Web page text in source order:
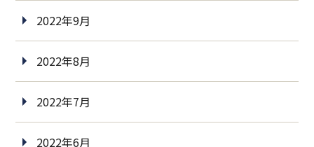
2022年9月
2022年8月
2022年7月
2022年6月